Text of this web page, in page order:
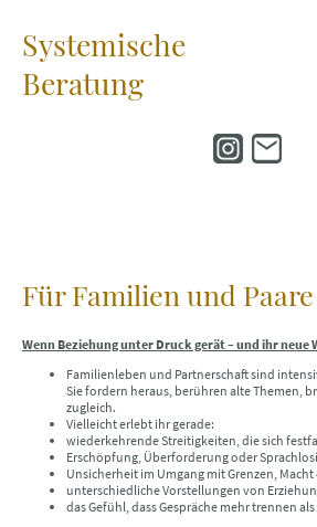
Systemische
Beratung
Für Familien und Paare
Wenn Beziehung unter Druck gerät – und ihr neue
Familienleben und Partnerschaft sind
Sie fordern heraus, berühren alte Themen,
zugleich.
Vielleicht erlebt ihr gerade:
wiederkehrende Streitigkeiten, die sich
Erschöpfung, Überforderung oder
Unsicherheit im Umgang mit Grenzen,
unterschiedliche Vorstellungen von
das Gefühl, dass Gespräche mehr trennen